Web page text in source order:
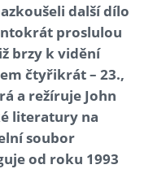
další dílo
proslulou
brzy k vidění
čtyřikrát – 23.,
a režíruje John
literatury na
soubor
od roku 1993